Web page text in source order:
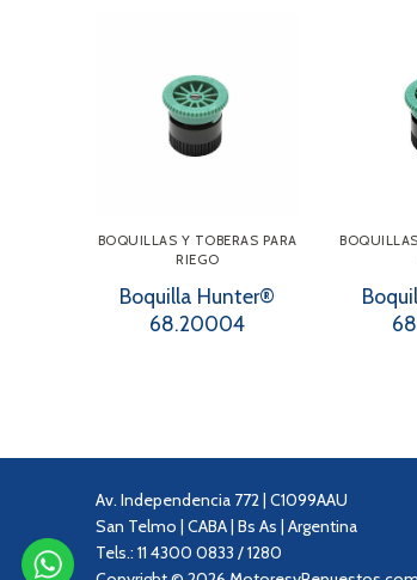
BOQUILLAS Y TOBERAS PARA
RIEGO
Boquilla Hunter®
68.20004
Av. Independencia 772 | C1099AAU
San Telmo | CABA | Bs As | Argentina
Tels.: 11 4300 0833 / 1280